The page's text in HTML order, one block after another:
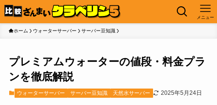
メニュー
ホーム ウォーターサーバー サーバー豆知識
プレミアムウォーターの値段・料金プラ
ンを徹底解説
ウォーターサーバー サーバー豆知識 天然水サーバー 2025年5月24日